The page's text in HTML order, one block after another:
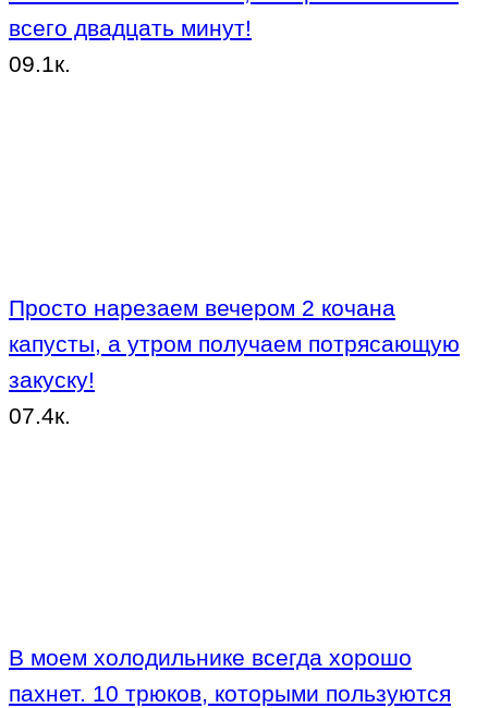
всего двадцать минут!
09.1к.
Просто нарезаем вечером 2 кочана
капусты, а утром получаем потрясающую
закуску!
07.4к.
В моем холодильнике всегда хорошо
пахнет. 10 трюков, которыми пользуются